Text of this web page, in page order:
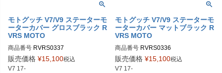
モトグッチ V7/V9 ステーターモ
ーターカバー グロスブラック R
VRS MOTO
商品番号 RVRS0337
販売価格 ¥15,100税込
V7 17-
モトグッチ V7/V9 ステーターモ
ーターカバー マットブラック R
VRS MOTO
商品番号 RVRS0336
販売価格 ¥15,100税込
V7 17-